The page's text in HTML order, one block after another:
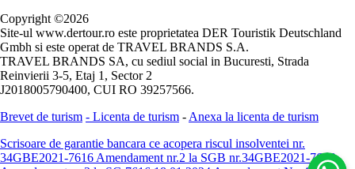
Copyright ©2026
Site-ul www.dertour.ro este proprietatea DER Touristik Deutschland
Gmbh si este operat de TRAVEL BRANDS S.A.
TRAVEL BRANDS SA, cu sediul social in Bucuresti, Strada
Reinvierii 3-5, Etaj 1, Sector 2
J2018005790400, CUI RO 39257566.
Brevet de turism - Licenta de turism -Anexa la licenta de turism
Scrisoare de garantie bancara ce acopera riscul insolventei nr.
34GBE2021-7616Amendament nr.2 la SGB nr.34GBE2021-7616